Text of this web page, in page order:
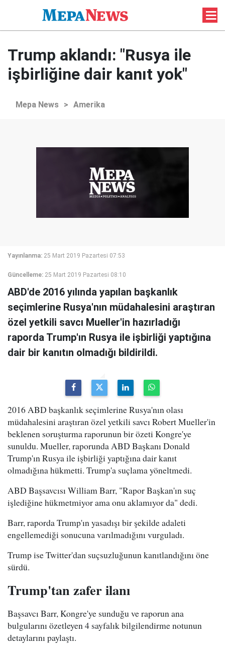
Trump aklandı: "Rusya ile
işbirliğine dair kanıt yok"
Mepa News > Amerika
Yayınlanma: 25 Mart 2019 Pazartesi 07:53
Güncelleme: 25 Mart 2019 Pazartesi 08:10
ABD'de 2016 yılında yapılan başkanlık
seçimlerine Rusya'nın müdahalesini araştıran
özel yetkili savcı Mueller'in hazırladığı
raporda Trump'ın Rusya ile işbirliği yaptığına
dair bir kanıtın olmadığı bildirildi.
2016 ABD başkanlık seçimlerine Rusya'nın olası
müdahalesini araştıran özel yetkili savcı Robert Mueller'in
beklenen soruşturma raporunun bir özeti Kongre'ye
sunuldu. Mueller, raporunda ABD Başkanı Donald
Trump'ın Rusya ile işbirliği yaptığına dair kanıt
olmadığına hükmetti. Trump'a suçlama yöneltmedi.
ABD Başsavcısı William Barr, "Rapor Başkan'ın suç
işlediğine hükmetmiyor ama onu aklamıyor da" dedi.
Barr, raporda Trump'ın yasadışı bir şekilde adaleti
engellemediği sonucuna varılmadığını vurguladı.
Trump ise Twitter'dan suçsuzluğunun kanıtlandığını öne
sürdü.
Trump'tan zafer ilanı
Başsavcı Barr, Kongre'ye sunduğu ve raporun ana
bulgularını özetleyen 4 sayfalık bilgilendirme notunun
detaylarını paylaştı.